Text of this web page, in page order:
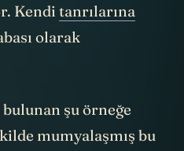
Kendi tanrılarına
olarak
şu örneğe
mumyalaşmış bu